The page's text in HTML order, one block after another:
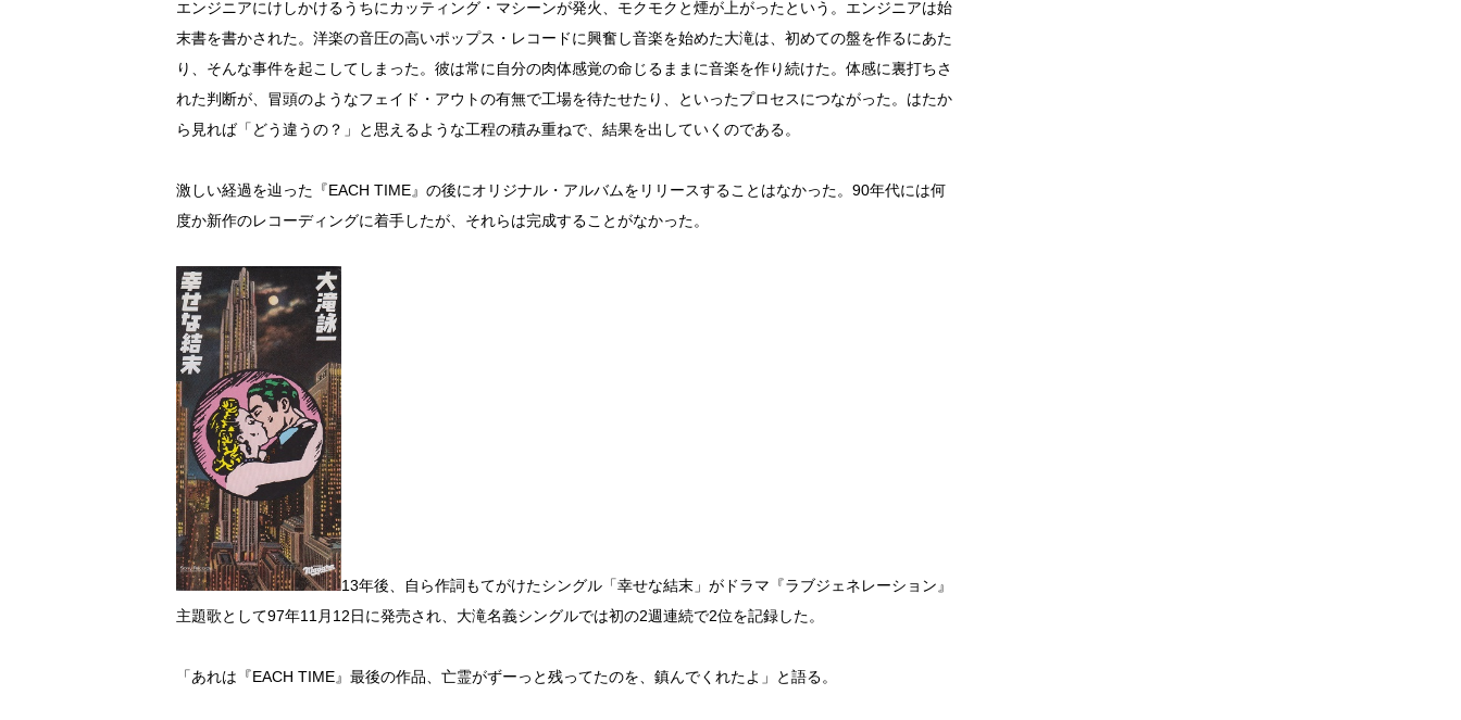
エンジニアにけしかけるうちにカッティング・マシーンが発火、モクモクと煙が上がったという。エンジニアは始
末書を書かされた。洋楽の音圧の高いポップス・レコードに興奮し音楽を始めた大滝は、初めての盤を作るにあた
り、そんな事件を起こしてしまった。彼は常に自分の肉体感覚の命じるままに音楽を作り続けた。体感に裏打ちさ
れた判断が、冒頭のようなフェイド・アウトの有無で工場を待たせたり、といったプロセスにつながった。はたか
ら見れば「どう違うの？」と思えるような工程の積み重ねで、結果を出していくのである。
激しい経過を辿った『EACH TIME』の後にオリジナル・アルバムをリリースすることはなかった。90年代には何
度か新作のレコーディングに着手したが、それらは完成することがなかった。
13年後、自ら作詞もてがけたシングル「幸せな結末」がドラマ『ラブジェネレーション』
主題歌として97年11月12日に発売され、大滝名義シングルでは初の2週連続で2位を記録した。
「あれは『EACH TIME』最後の作品、亡霊がずーっと残ってたのを、鎮んでくれたよ」と語る。